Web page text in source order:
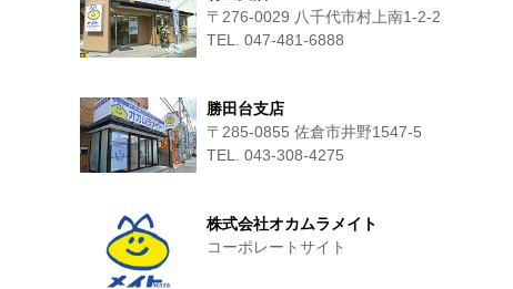
〒276-0029 八千代市村上南1-2-2
TEL. 047-481-6888
勝田台支店
〒285-0855 佐倉市井野1547-5
TEL. 043-308-4275
株式会社オカムラメイト
コーポレートサイト